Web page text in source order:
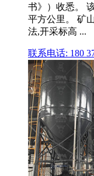
书》）收悉。
平方公里。 矿
法,开采标高 ...
联系电话: 180